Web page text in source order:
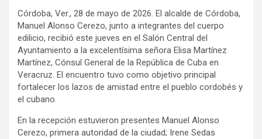
Córdoba, Ver., 28 de mayo de 2026. El alcalde de Córdoba,
Manuel Alonso Cerezo, junto a integrantes del cuerpo
edilicio, recibió este jueves en el Salón Central del
Ayuntamiento a la excelentísima señora Elisa Martínez
Martínez, Cónsul General de la República de Cuba en
Veracruz. El encuentro tuvo como objetivo principal
fortalecer los lazos de amistad entre el pueblo cordobés y
el cubano.
En la recepción estuvieron presentes Manuel Alonso
Cerezo, primera autoridad de la ciudad; Irene Sedas